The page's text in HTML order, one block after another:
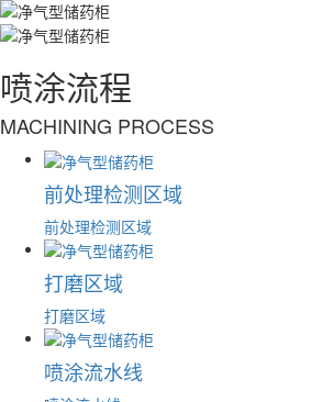
喷涂流程
MACHINING PROCESS
前处理检测区域
前处理检测区域
打磨区域
打磨区域
喷涂流水线